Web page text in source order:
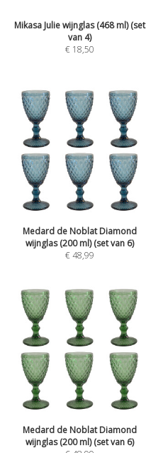
Mikasa Julie wijnglas (468 ml) (set
van 4)
€ 18,50
Medard de Noblat Diamond
wijnglas (200 ml) (set van 6)
€48,99
Medard de Noblat Diamond
wijnglas (200 ml) (set van 6)